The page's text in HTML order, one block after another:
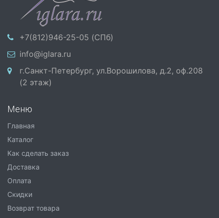
+7(812)946-25-05 (СПб)
info@iglara.ru
г.Санкт-Петербург, ул.Ворошилова, д.2, оф.208
(2 этаж)
Меню
Главная
Каталог
Как сделать заказ
Доставка
Оплата
Скидки
Возврат товара